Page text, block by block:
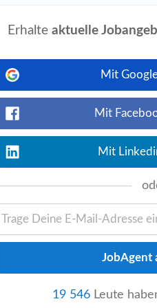
2026/2027:Busfahrer/in...
nach oben und unten
zum Berufsbild
Buslenker:in! Deine
event_available 2 Tage alt
:in! Deine Bewerbung
ausreichend): • Lebenslauf
Erhalte aktuelle
Mit
Mit
Mit
19 546 Leute